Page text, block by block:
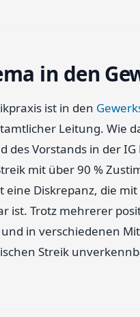
in den
ist in den
Leitung. Wie
Vorstands in der IG
mit über 90 %
Diskrepanz, die
ist. Trotz mehrerer
in verschiedenen
Streik